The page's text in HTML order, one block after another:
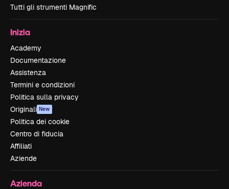
Tutti gli strumenti Magnific
Inizia
Academy
Documentazione
Assistenza
Termini e condizioni
Politica sulla privacy
Originali New
Politica dei cookie
Centro di fiducia
Affiliati
Aziende
Azienda